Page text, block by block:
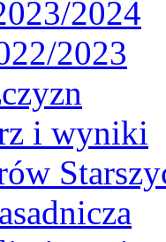
2024
2023
i wyniki